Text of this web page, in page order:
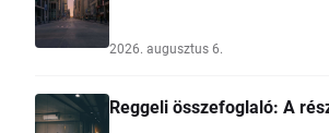
2026. augusztus 6.
Reggeli összefoglaló: A